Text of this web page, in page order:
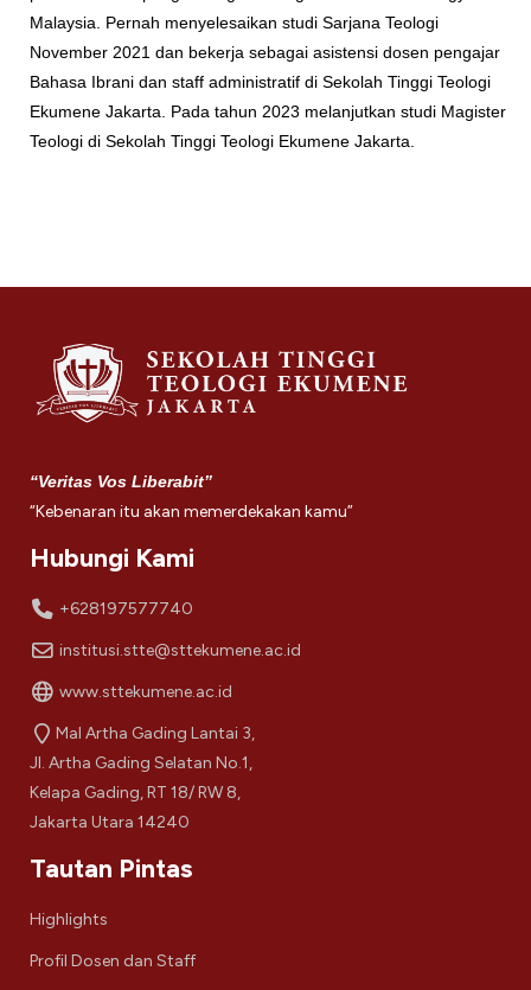
Malaysia. Pernah menyelesaikan studi Sarjana Teologi
November 2021 dan bekerja sebagai asistensi dosen pengajar
Bahasa Ibrani dan staff administratif di Sekolah Tinggi Teologi
Ekumene Jakarta. Pada tahun 2023 melanjutkan studi Magister
Teologi di Sekolah Tinggi Teologi Ekumene Jakarta.
“Veritas Vos Liberabit”
“Kebenaran itu akan memerdekakan kamu”
Hubungi Kami
+628197577740
institusi.stte@sttekumene.ac.id
www.sttekumene.ac.id
Mal Artha Gading Lantai 3,
Jl. Artha Gading Selatan No.1,
Kelapa Gading, RT 18/ RW 8,
Jakarta Utara 14240
Tautan Pintas
Highlights
Profil Dosen dan Staff